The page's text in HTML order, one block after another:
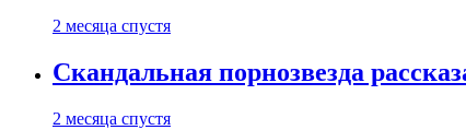
2 месяца спустя
Скандальная порнозвезда
2 месяца спустя